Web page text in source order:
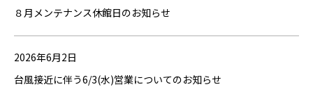
８月メンテナンス休館日のお知らせ
2026年6月2日
台風接近に伴う6/3(水)営業についてのお知らせ